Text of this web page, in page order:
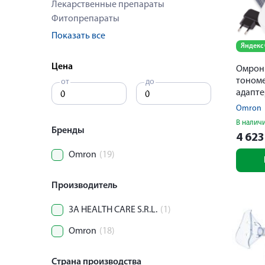
Лекарственные препараты
Фитопрепараты
Показать все
Цена
от до
Бренды
Omron (19)
Производитель
3A HEALTH CARE S.R.L. (1)
Omron (18)
Страна производства
Яндекс
Омрон
Omron
В
4 623